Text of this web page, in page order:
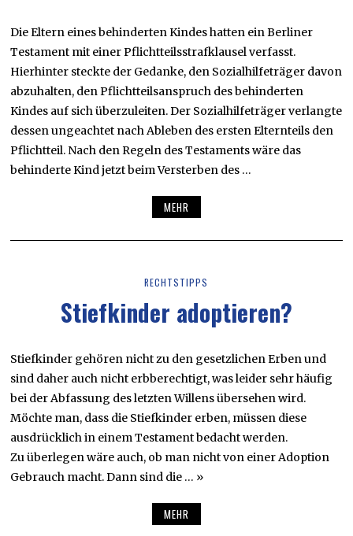
Die Eltern eines behinderten Kindes hatten ein Berliner
Testament mit einer Pflichtteilsstrafklausel verfasst.
Hierhinter steckte der Gedanke, den Sozialhilfeträger davon
abzuhalten, den Pflichtteilsanspruch des behinderten
Kindes auf sich überzuleiten. Der Sozialhilfeträger verlangte
dessen ungeachtet nach Ableben des ersten Elternteils den
Pflichtteil. Nach den Regeln des Testaments wäre das
behinderte Kind jetzt beim Versterben des …
MEHR
RECHTSTIPPS
Stiefkinder adoptieren?
Stiefkinder gehören nicht zu den gesetzlichen Erben und
sind daher auch nicht erbberechtigt, was leider sehr häufig
bei der Abfassung des letzten Willens übersehen wird.
Möchte man, dass die Stiefkinder erben, müssen diese
ausdrücklich in einem Testament bedacht werden.
Zu überlegen wäre auch, ob man nicht von einer Adoption
Gebrauch macht. Dann sind die … »
MEHR